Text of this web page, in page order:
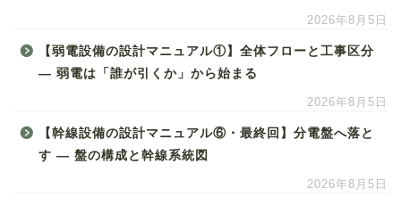
2026年8月5日
【弱電設備の設計マニュアル①】全体フローと工事区分
― 弱電は「誰が引くか」から始まる
2026年8月5日
【幹線設備の設計マニュアル⑥・最終回】分電盤へ落と
す ― 盤の構成と幹線系統図
2026年8月5日